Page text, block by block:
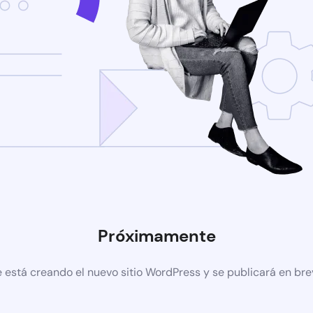
Próximamente
está creando el nuevo sitio WordPress y se publicará en